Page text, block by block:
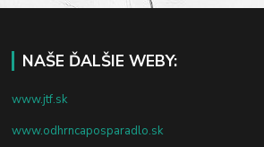
NAŠE ĎALŠIE WEBY:
www.jtf.sk
www.odhrncaposparadlo.sk